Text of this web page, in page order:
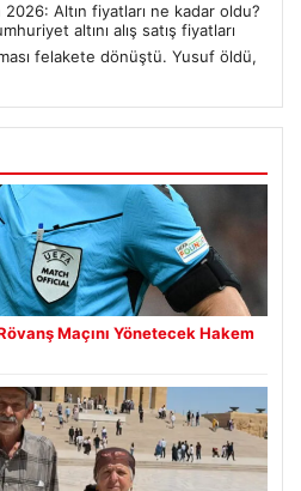
2026: Altın fiyatları ne kadar oldu?
altını alış satış fiyatları
felakete dönüştü. Yusuf öldü,
Maçını Yönetecek Hakem